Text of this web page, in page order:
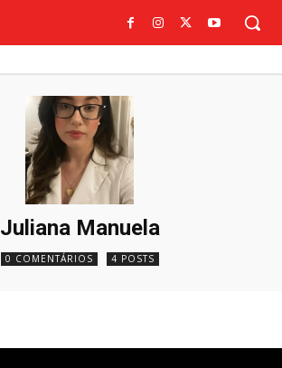
Juliana Manuela
0 COMENTÁRIOS 4 POSTS